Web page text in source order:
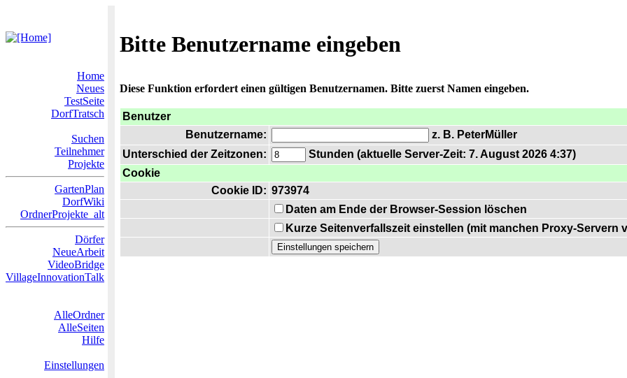
Bitte Benutzername eingeben
Home
Neues
TestSeite
DorfTratsch
Suchen
Teilnehmer
Projekte
GartenPlan
DorfWiki
OrdnerProjekte_alt
Dörfer
NeueArbeit
VideoBridge
VillageInnovationTalk
AlleOrdner
AlleSeiten
Hilfe
Einstellungen
Diese Funktion erfordert einen gültigen Benutzernamen. Bitte zuerst Namen eingeben.
Benutzer
Benutzername:
z. B. PeterMüller
Unterschied der Zeitzonen:
Stunden (aktuelle Server-Zeit: 7. August 2026 4:37)
Cookie
Cookie ID: 973974
Daten am Ende der Browser-Session löschen
Kurze Seitenverfallszeit einstellen (mit manchen Proxy-Servern